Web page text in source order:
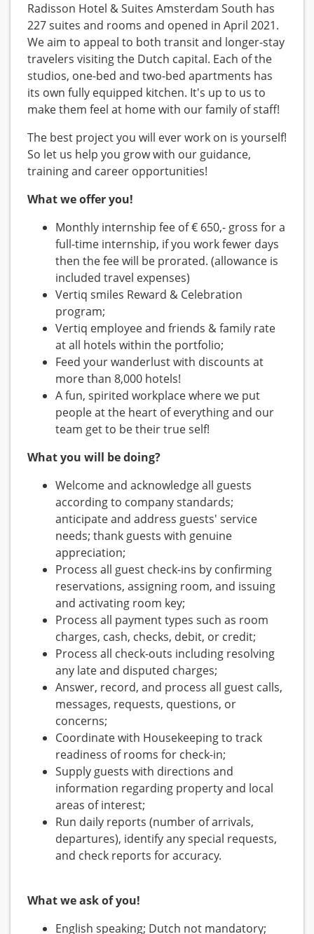
Radisson Hotel & Suites Amsterdam South has
227 suites and rooms and opened in April 2021.
We aim to appeal to both transit and longer-stay
travelers visiting the Dutch capital. Each of the
studios, one-bed and two-bed apartments has
its own fully equipped kitchen. It's up to us to
make them feel at home with our family of staff!
The best project you will ever work on is yourself!
So let us help you grow with our guidance,
training and career opportunities!
What we offer you!
Monthly internship fee of € 650,- gross for a
full-time internship, if you work fewer days
then the fee will be prorated. (allowance is
included travel expenses)
Vertiq smiles Reward & Celebration
program;
Vertiq employee and friends & family rate
at all hotels within the portfolio;
Feed your wanderlust with discounts at
more than 8,000 hotels!
A fun, spirited workplace where we put
people at the heart of everything and our
team get to be their true self!
What you will be doing?
Welcome and acknowledge all guests
according to company standards;
anticipate and address guests' service
needs; thank guests with genuine
appreciation;
Process all guest check-ins by confirming
reservations, assigning room, and issuing
and activating room key;
Process all payment types such as room
charges, cash, checks, debit, or credit;
Process all check-outs including resolving
any late and disputed charges;
Answer, record, and process all guest calls,
messages, requests, questions, or
concerns;
Coordinate with Housekeeping to track
readiness of rooms for check-in;
Supply guests with directions and
information regarding property and local
areas of interest;
Run daily reports (number of arrivals,
departures), identify any special requests,
and check reports for accuracy.
What we ask of you!
English speaking; Dutch not mandatory;